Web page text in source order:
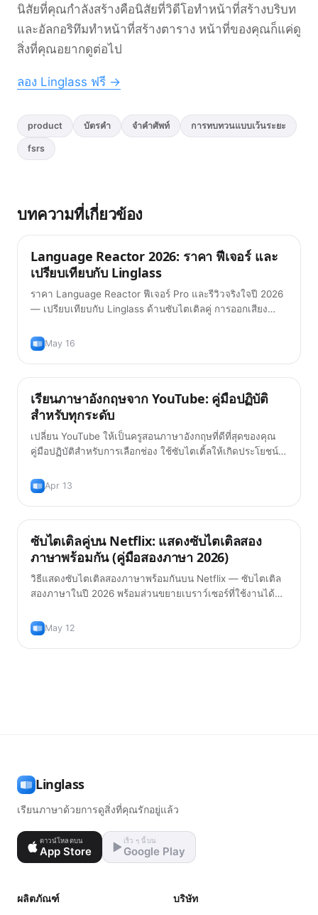
นิสัยที่คุณกำลังสร้างคือนิสัยที่วิดีโอทำหน้าที่สร้างบริบท
และอัลกอริทึมทำหน้าที่สร้างตาราง หน้าที่ของคุณก็แค่ดู
สิ่งที่คุณอยากดูต่อไป
ลอง Linglass ฟรี →
product บัตรคำ จำคำศัพท์ การทบทวนแบบเว้นระยะ
fsrs
บทความที่เกี่ยวข้อง
เคล็ดลับ
Language Reactor 2026: ราคา ฟีเจอร์ และ
เปรียบเทียบกับ Linglass
ราคา Language Reactor ฟีเจอร์ Pro และรีวิวจริงใจปี 2026
— เปรียบเทียบกับ Linglass ด้านซับไตเติลคู่ การออกเสียง
May 16
เคล็ดลับ
เรียนภาษาอังกฤษจาก YouTube: คู่มือปฏิบัติ
สำหรับทุกระดับ
เปลี่ยน YouTube ให้เป็นครูสอนภาษาอังกฤษที่ดีที่สุดของคุณ
คู่มือปฏิบัติสำหรับการเลือกช่อง ใช้ซับไตเติ้ลให้เกิดประโยชน์
Apr 13
เคล็ดลับ
ซับไตเติลคู่บน Netflix: แสดงซับไตเติลสอง
ภาษาพร้อมกัน (คู่มือสองภาษา 2026)
วิธีแสดงซับไตเติลสองภาษาพร้อมกันบน Netflix — ซับไตเติล
สองภาษาในปี 2026 พร้อมส่วนขยายเบราว์เซอร์ที่ใช้งานได้
May 12
Linglass
เรียนภาษาด้วยการดูสิ่งที่คุณรักอยู่แล้ว
ดาวน์โหลดบน
App Store
เร็ว ๆ นี้บน
Google Play
ผลิตภัณฑ์ บริษัท